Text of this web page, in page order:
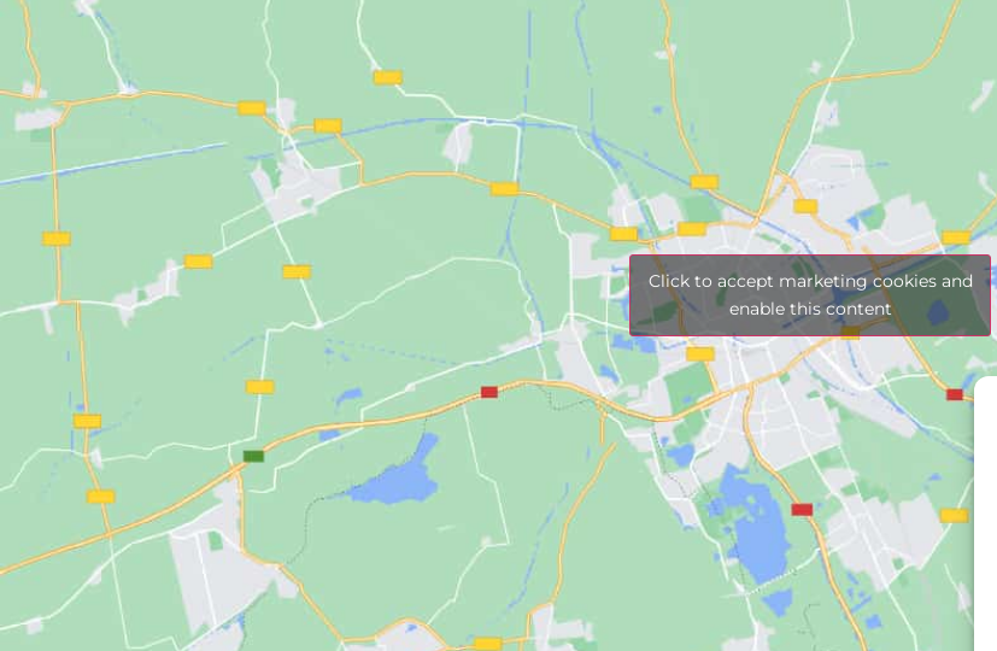
Click to accept marketing cookies and
enable this content